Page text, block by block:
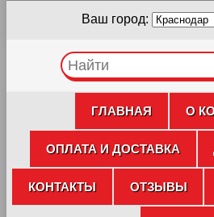
Ваш город:
ГЛАВНАЯ О
ОПЛАТА И ДОСТАВКА
КОНТАКТЫ ОТЗЫВЫ